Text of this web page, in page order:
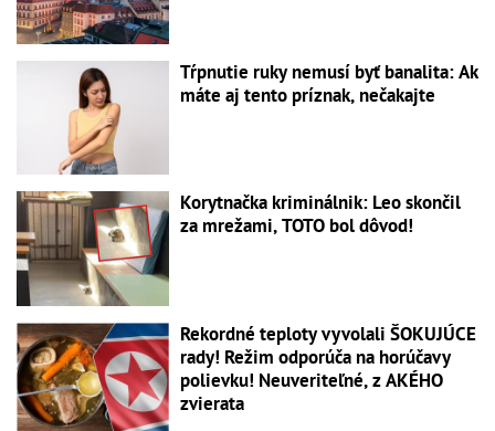
Tŕpnutie ruky nemusí byť banalita: Ak
máte aj tento príznak, nečakajte
Korytnačka kriminálnik: Leo skončil
za mrežami, TOTO bol dôvod!
Rekordné teploty vyvolali ŠOKUJÚCE
rady! Režim odporúča na horúčavy
polievku! Neuveriteľné, z AKÉHO
zvierata